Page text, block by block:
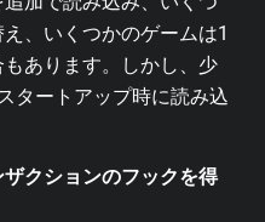
、いくつかのゲームは1
あります。しかし、少
タートアップ時に読み込
クションのフックを得